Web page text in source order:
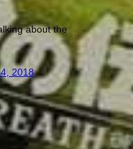
about the
2018